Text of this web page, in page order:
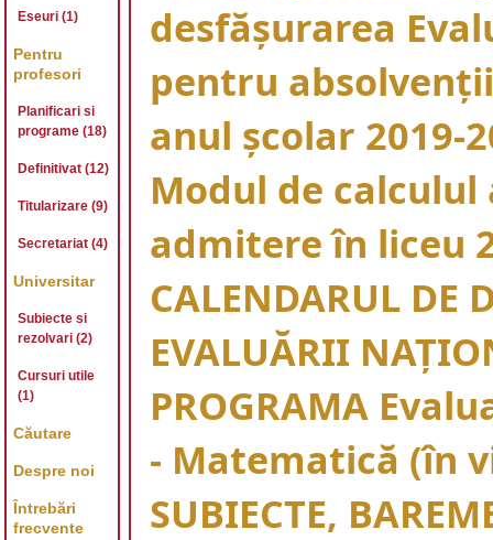
desfăşurarea
pentru
anul şcolar 2019-
Modul de calculul
admitere în liceu
CALENDARUL DE
EVALUĂRII
PROGRAMA
- Matematică (în
SUBIECTE,
Eseuri (1)
Pentru
profesori
Planificari si
programe (18)
Definitivat (12)
Titularizare (9)
Secretariat (4)
Universitar
Subiecte si
rezolvari (2)
Cursuri utile
(1)
Căutare
Despre noi
Întrebări
frecvente